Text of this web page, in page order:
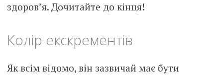
здоров’я. Дочитайте до кінця!
Колір екскрементів
Як всім відомо, він зазвичай має бути